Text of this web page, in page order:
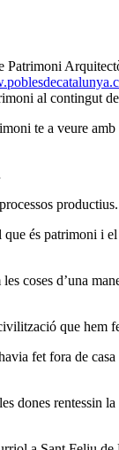
Patrimoni
al contingut
te a veure
és patrimoni i
coses d’una
que
fet fora de
rentessin